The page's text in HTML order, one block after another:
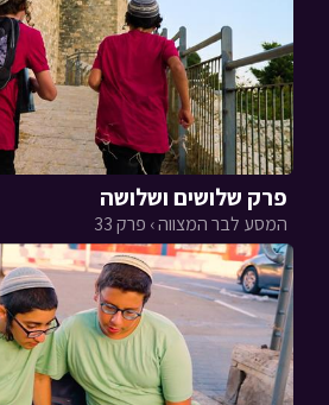
פרק שלושים ושלושה
המסע לבר המצווה › פרק 33